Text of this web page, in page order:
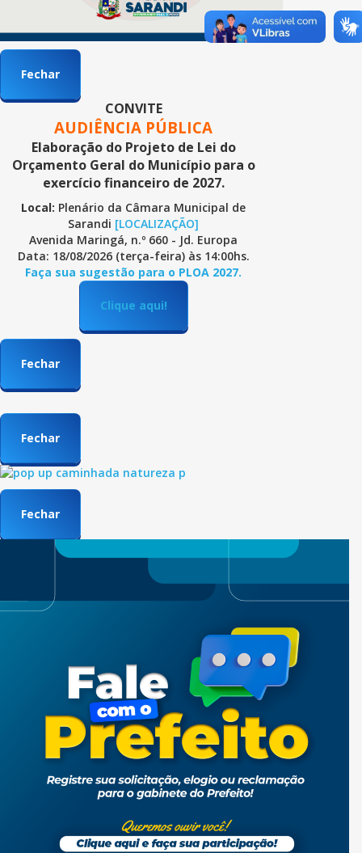
Fechar
CONVITE
AUDIÊNCIA PÚBLICA
Elaboração do Projeto de Lei do
Orçamento Geral do Município para o
exercício financeiro de 2027.
Local: Plenário da Câmara Municipal de
Sarandi [LOCALIZAÇÃO]
Avenida Maringá, n.º 660 - Jd. Europa
Data: 18/08/2026 (terça-feira) às 14:00hs.
Faça sua sugestão para o PLOA 2027.
Clique aqui!
Fechar
Fechar
Fechar